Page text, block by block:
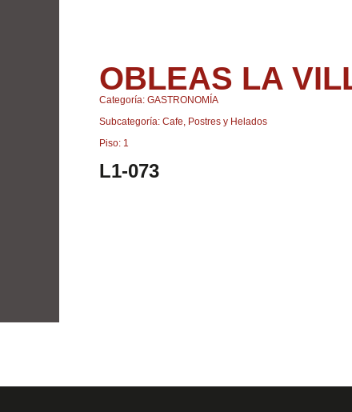
OBLEAS LA
Categoría: GASTRONOMÍA
Subcategoría: Cafe, Postres y Helados
Piso: 1
L1-073